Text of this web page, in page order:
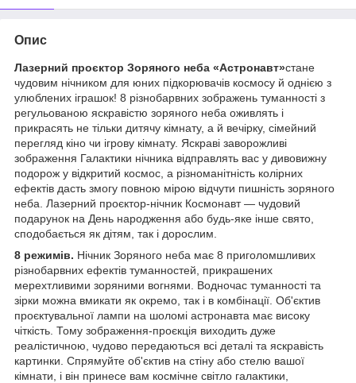
Опис
Лазерний проєктор Зоряного неба «Астронавт»стане
чудовим нічником для юних підкорювачів космосу й однією з
улюблених іграшок! 8 різнобарвних зображень туманності з
регульованою яскравістю зоряного неба оживлять і
прикрасять не тільки дитячу кімнату, а й вечірку, сімейний
перегляд кіно чи ігрову кімнату. Яскраві заворожливі
зображення Галактики нічника відправлять вас у дивовижну
подорож у відкритий космос, а різноманітність колірних
ефектів дасть змогу повною мірою відчути пишність зоряного
неба. Лазерний проєктор-нічник Космонавт — чудовий
подарунок на День народження або будь-яке інше свято,
сподобається як дітям, так і дорослим.
8 режимів. Нічник Зоряного неба має 8 приголомшливих
різнобарвних ефектів туманностей, прикрашених
мерехтливими зоряними вогнями. Водночас туманності та
зірки можна вмикати як окремо, так і в комбінації. Об'єктив
проєктувальної лампи на шоломі астронавта має високу
чіткість. Тому зображення-проєкція виходить дуже
реалістичною, чудово передаються всі деталі та яскравість
картинки. Спрямуйте об'єктив на стіну або стелю вашої
кімнати, і він принесе вам космічне світло галактики,